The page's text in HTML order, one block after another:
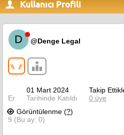
Kullanıcı Profili
D @Denge Legal
Er
01 Mart 2024
Tarihinde Katıldı
Takip
0 üye
Görüntülenme (?)
9 (Bu ay: 0)